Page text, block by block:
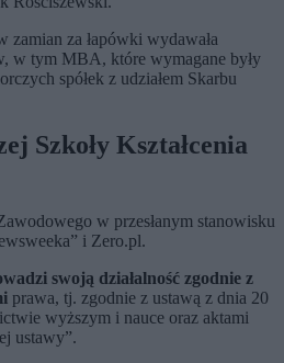
zamian za łapówki wydawała
w tym MBA, które wymagane były
spółek z udziałem Skarbu
Szkoły Kształcenia
w przesłanym stanowisku
i Zero.pl.
swoją działalność zgodnie z
prawa, tj. zgodnie z ustawą z dnia 20
wyższym i nauce oraz aktami
ustawy”.